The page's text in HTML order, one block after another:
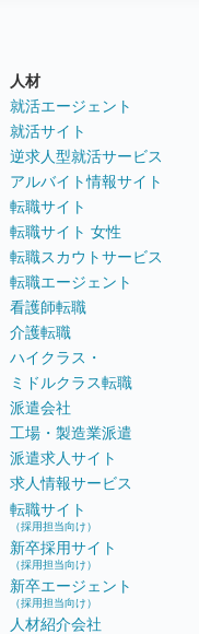
人材
就活エージェント
就活サイト
逆求人型就活サービス
アルバイト情報サイト
転職サイト
転職サイト 女性
転職スカウトサービス
転職エージェント
看護師転職
介護転職
ハイクラス・
ミドルクラス転職
派遣会社
工場・製造業派遣
派遣求人サイト
求人情報サービス
転職サイト
（採用担当向け）
新卒採用サイト
（採用担当向け）
新卒エージェント
（採用担当向け）
人材紹介会社